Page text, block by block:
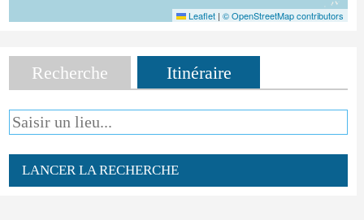
Leaflet | © OpenStreetMap contributors
Recherche Itinéraire
LANCER LA RECHERCHE